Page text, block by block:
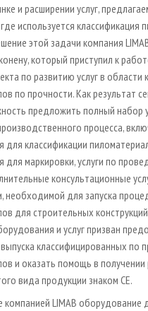
и расширении услуг,
используется классификация
этой задачи компания
который приступил к
по развитию услуг в области
по прочности. Как результат
предложить полный набор
процесса,
для классификации
маркировки, услуги по
консультационные
необходимой для запуска
для строительных
и услуг призван
классифицированных по
и оказать помощь в получении
вида продукции знаком СЕ.
LIMAB оборудование